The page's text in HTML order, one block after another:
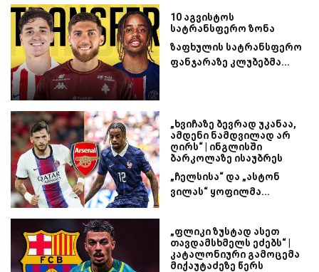
10 აგვისტოს
სატრანსფერო ზონა
ზაფხულის სატრანსფერო
ფანჯარაზე კლუბებმა...
„ხვიჩაზე ბევრად უკანაა,
ამდენი ნამდვილად არ
ღირს“ | ინგლისში
ბარკოლაზე ისაუბრეს
„ჩელსისა“ და „ასტონ
ვილას“ ყოფილმა...
„ფლიკი ზუსტად ასეთ
თავდამსხმელს ეძებს“ |
კატალონიური გამოცემა
მიქაუტაძეზე წერს